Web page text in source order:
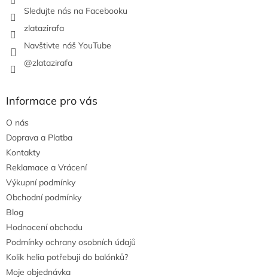
Sledujte nás na Facebooku
zlatazirafa
Navštivte náš YouTube
@zlatazirafa
Informace pro vás
O nás
Doprava a Platba
Kontakty
Reklamace a Vrácení
Výkupní podmínky
Obchodní podmínky
Blog
Hodnocení obchodu
Podmínky ochrany osobních údajů
Kolik helia potřebuji do balónků?
Moje objednávka